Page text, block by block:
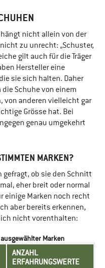
nicht allein von der
zu unrecht: „Schuster,
gilt auch für die Träger
Hersteller eine
sie sich halten. Daher
Schuhe von einem
von anderen vielleicht gar
Grösse hat. Bei
genau umgekehrt
MARKEN?
gefragt, ob sie den Schnitt
eher breit oder normal
einige Marken noch recht
aber bereits erkennen,
nicht vorenthalten:
Marken
ANZAHL
ERFAHRUNGSWERTE